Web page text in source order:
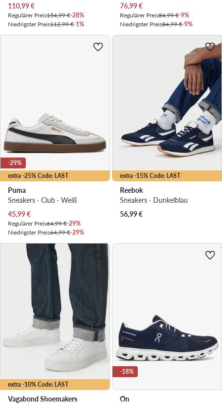
Aktueller Preis
110,99€
Regulärer Preis154,99 €-28%
Niedrigster Preis112,99 €-1%
Aktueller Preis
76,99€
Regulärer Preis84,99 €-9%
Niedrigster Preis84,99 €-9%
extra -25% Code: LAST
-29%
Puma
Sneakers · Club · Weiß
Aktueller Preis
45,99€
Regulärer Preis64,99 €-29%
Niedrigster Preis64,99 €-29%
extra -15% Code: LAST
Reebok
Sneakers · Dunkelblau
56,99€
extra -10% Code: LAST
Vagabond Shoemakers
-18%
On